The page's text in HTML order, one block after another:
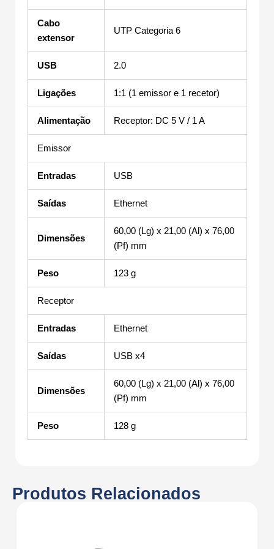
Cabo
extensor
UTP Categoria 6
USB 2.0
Ligações 1:1 (1 emissor e 1 recetor)
Alimentação Receptor: DC 5 V / 1 A
Emissor
Entradas USB
Saídas Ethernet
Dimensões
60,00 (Lg) x 21,00 (Al) x 76,00
(Pf) mm
Peso 123 g
Receptor
Entradas Ethernet
Saídas USB x4
Dimensões
60,00 (Lg) x 21,00 (Al) x 76,00
(Pf) mm
Peso 128 g
Produtos Relacionados